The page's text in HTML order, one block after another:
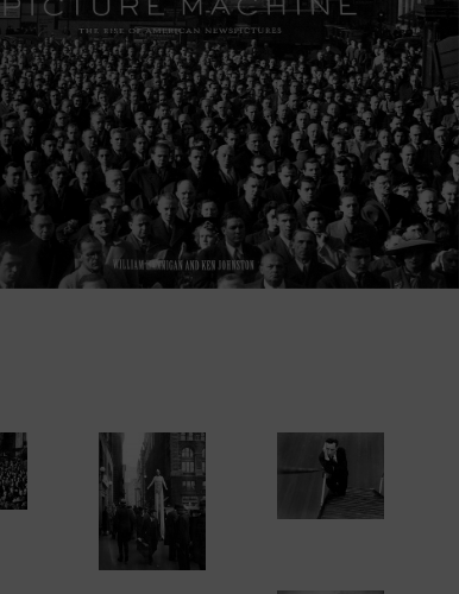
Cámaras disc
Cámaras instantáneas
Cámaras miniatura
Cámaras réflex de 2
objetivos
Cámaras réflex de 35 mm
Cámaras telemétricas